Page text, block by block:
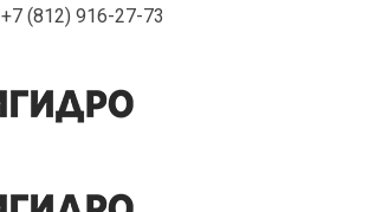
+7 (812) 916-27-73